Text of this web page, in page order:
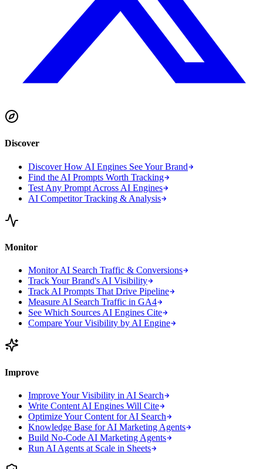
Discover
Discover How AI Engines See Your Brand
Find the AI Prompts Worth Tracking
Test Any Prompt Across AI Engines
AI Competitor Tracking & Analysis
Monitor
Monitor AI Search Traffic & Conversions
Track Your Brand's AI Visibility
Track AI Prompts That Drive Pipeline
Measure AI Search Traffic in GA4
See Which Sources AI Engines Cite
Compare Your Visibility by AI Engine
Improve
Improve Your Visibility in AI Search
Write Content AI Engines Will Cite
Optimize Your Content for AI Search
Knowledge Base for AI Marketing Agents
Build No-Code AI Marketing Agents
Run AI Agents at Scale in Sheets